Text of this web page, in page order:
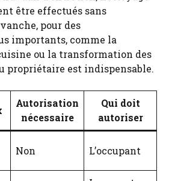
être effectués sans
pour des
importants, comme la
ou la transformation des
propriétaire est indispensable.
Autorisation
nécessaire
Qui doit
autoriser
Non L’occupant